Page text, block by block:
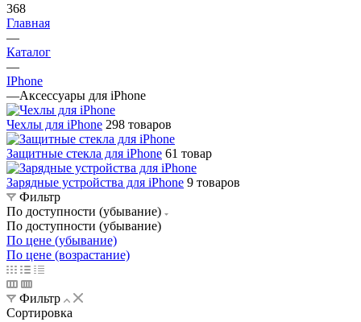
368
Главная
—
Каталог
—
IPhone
—Аксессуары для iPhone
Чехлы для iPhone 298 товаров
Защитные стекла для iPhone 61 товар
Зарядные устройства для iPhone 9 товаров
Фильтр
По доступности (убывание)
По доступности (убывание)
По цене (убывание)
По цене (возрастание)
Фильтр
Сортировка